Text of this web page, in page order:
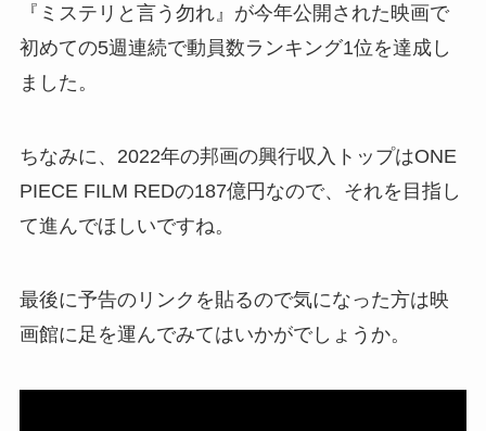
『ミステリと言う勿れ』が今年公開された映画で
初めての5週連続で動員数ランキング1位を達成し
ました。
ちなみに、2022年の邦画の興行収入トップはONE
PIECE FILM REDの187億円なので、それを目指し
て進んでほしいですね。
最後に予告のリンクを貼るので気になった方は映
画館に足を運んでみてはいかがでしょうか。